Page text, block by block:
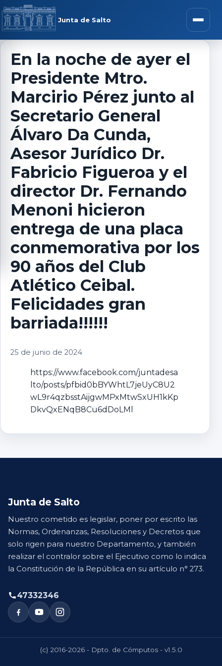
Saltar al contenido
Junta de Salto Abrir
menú
En la noche de ayer el
Presidente Mtro.
Marcirio Pérez junto al
Secretario General
Álvaro Da Cunda,
Asesor Jurídico Dr.
Fabricio Figueroa y el
director Dr. Fernando
Menoni hicieron
entrega de una placa
conmemorativa por los
90 años del Club
Atlético Ceibal.
Felicidades gran
barriada!!!!!!
25 de junio de 2024
https://www.facebook.com/juntadesa
lto/posts/pfbid0bBYWhtL7jeUyC8U2
wL9r4qzbsstAijgwMPxMtwSxUH1kKp
DkvQxENqB8Cu6dDoLMl
Junta de Salto
Nuestro cometido es legislar, poner por escrito las
Normas, Ordenanzas, Resoluciones y Decretos que
solo rigen para nuestro Departamento, y también
realizar el contralor sobre el Ejecutivo como lo indica
la Constitución de la República en su artículo n° 273.
47332346
(c) 2016-2026 - Dpto. de Cómputos - v1.5.0